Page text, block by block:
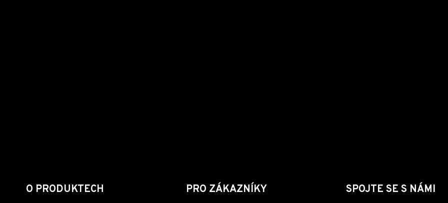
O PRODUKTECH PRO ZÁKAZNÍKY SPOJTE SE S NÁMI